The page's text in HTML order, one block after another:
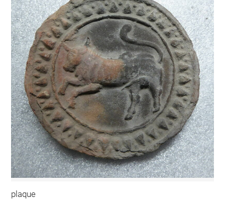
plaque